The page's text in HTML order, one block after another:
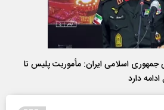
جمهوری اسلامی ایران­: مأموریت پلیس تا
دارد